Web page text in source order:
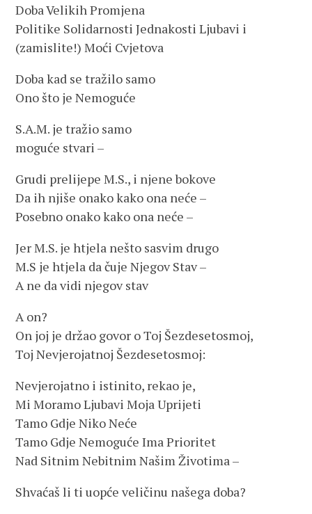
Doba Velikih Promjena
Politike Solidarnosti Jednakosti Ljubavi i
(zamislite!) Moći Cvjetova
Doba kad se tražilo samo
Ono što je Nemoguće
S.A.M. je tražio samo
moguće stvari –
Grudi prelijepe M.S., i njene bokove
Da ih njiše onako kako ona neće –
Posebno onako kako ona neće –
Jer M.S. je htjela nešto sasvim drugo
M.S je htjela da čuje Njegov Stav –
A ne da vidi njegov stav
A on?
On joj je držao govor o Toj Šezdesetosmoj,
Toj Nevjerojatnoj Šezdesetosmoj:
Nevjerojatno i istinito, rekao je,
Mi Moramo Ljubavi Moja Uprijeti
Tamo Gdje Niko Neće
Tamo Gdje Nemoguće Ima Prioritet
Nad Sitnim Nebitnim Našim Životima –
Shvaćaš li ti uopće veličinu našega doba?